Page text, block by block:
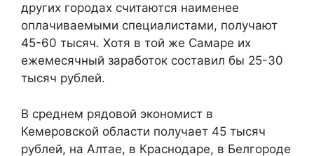
других городах считаются наименее
оплачиваемыми специалистами, получают
45-60 тысяч. Хотя в той же Самаре их
ежемесячный заработок составил бы 25-30
тысяч рублей.
В среднем рядовой экономист в
Кемеровской области получает 45 тысяч
рублей, на Алтае, в Краснодаре, в Белгороде